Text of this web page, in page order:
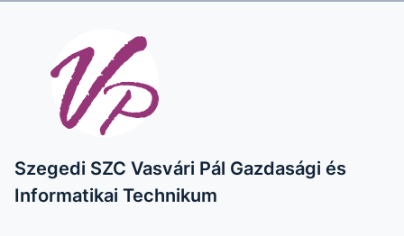
Szegedi SZC Vasvári Pál Gazdasági és
Informatikai Technikum